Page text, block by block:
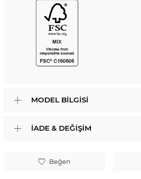
Beğen
MODEL BILGISI
İADE & DEĞIŞIM